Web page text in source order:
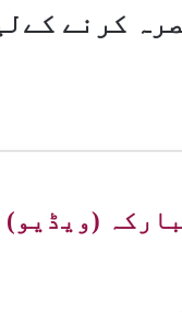
کرنے
(ویڈیو)